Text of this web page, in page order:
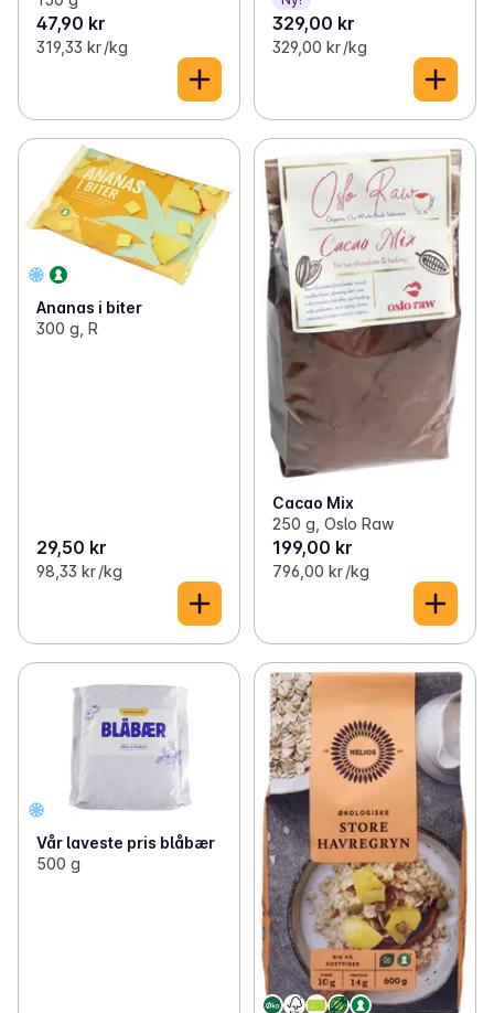
47,90 kr
319,33 kr /kg
329,00 kr
329,00 kr /kg
Ananas i biter
300 g, R
29,50 kr
98,33 kr /kg
Cacao Mix
250 g, Oslo Raw
199,00 kr
796,00 kr /kg
Vår laveste pris blåbær
500 g